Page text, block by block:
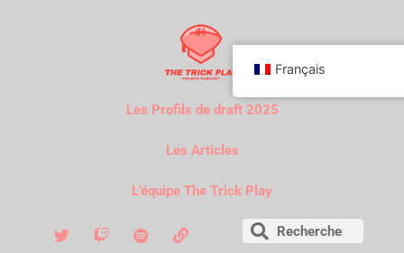
Les Profils de draft 2025
Les Articles
L'équipe The Trick Play
Français